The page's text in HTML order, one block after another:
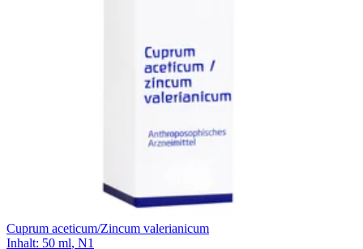
Cuprum aceticum/Zincum valerianicum
Inhalt: 50 ml, N1